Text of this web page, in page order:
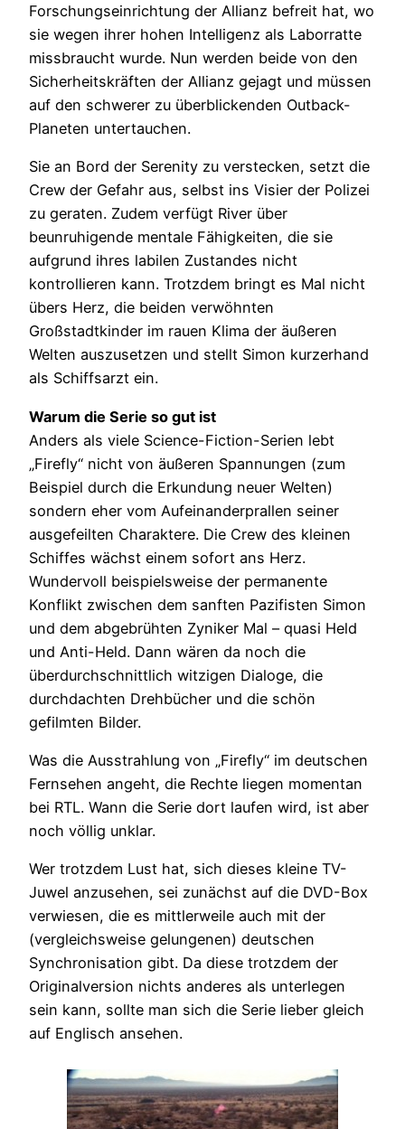
Forschungseinrichtung der Allianz befreit hat, wo
sie wegen ihrer hohen Intelligenz als Laborratte
missbraucht wurde. Nun werden beide von den
Sicherheitskräften der Allianz gejagt und müssen
auf den schwerer zu überblickenden Outback-
Planeten untertauchen.
Sie an Bord der Serenity zu verstecken, setzt die
Crew der Gefahr aus, selbst ins Visier der Polizei
zu geraten. Zudem verfügt River über
beunruhigende mentale Fähigkeiten, die sie
aufgrund ihres labilen Zustandes nicht
kontrollieren kann. Trotzdem bringt es Mal nicht
übers Herz, die beiden verwöhnten
Großstadtkinder im rauen Klima der äußeren
Welten auszusetzen und stellt Simon kurzerhand
als Schiffsarzt ein.
Warum die Serie so gut ist
Anders als viele Science-Fiction-Serien lebt
„Firefly“ nicht von äußeren Spannungen (zum
Beispiel durch die Erkundung neuer Welten)
sondern eher vom Aufeinanderprallen seiner
ausgefeilten Charaktere. Die Crew des kleinen
Schiffes wächst einem sofort ans Herz.
Wundervoll beispielsweise der permanente
Konflikt zwischen dem sanften Pazifisten Simon
und dem abgebrühten Zyniker Mal – quasi Held
und Anti-Held. Dann wären da noch die
überdurchschnittlich witzigen Dialoge, die
durchdachten Drehbücher und die schön
gefilmten Bilder.
Was die Ausstrahlung von „Firefly“ im deutschen
Fernsehen angeht, die Rechte liegen momentan
bei RTL. Wann die Serie dort laufen wird, ist aber
noch völlig unklar.
Wer trotzdem Lust hat, sich dieses kleine TV-
Juwel anzusehen, sei zunächst auf die DVD-Box
verwiesen, die es mittlerweile auch mit der
(vergleichsweise gelungenen) deutschen
Synchronisation gibt. Da diese trotzdem der
Originalversion nichts anderes als unterlegen
sein kann, sollte man sich die Serie lieber gleich
auf Englisch ansehen.